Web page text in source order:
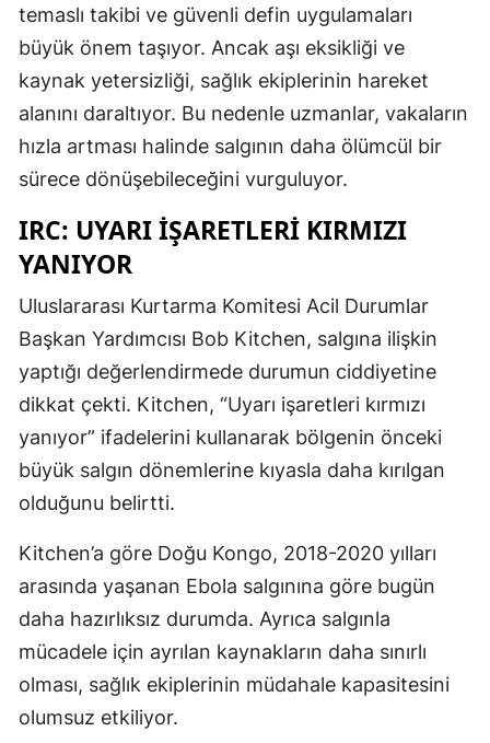
temaslı takibi ve güvenli defin uygulamaları
büyük önem taşıyor. Ancak aşı eksikliği ve
kaynak yetersizliği, sağlık ekiplerinin hareket
alanını daraltıyor. Bu nedenle uzmanlar, vakaların
hızla artması halinde salgının daha ölümcül bir
sürece dönüşebileceğini vurguluyor.
IRC: UYARI IŞARETLERI KIRMIZI
YANIYOR
Uluslararası Kurtarma Komitesi Acil Durumlar
Başkan Yardımcısı Bob Kitchen, salgına ilişkin
yaptığı değerlendirmede durumun ciddiyetine
dikkat çekti. Kitchen, “Uyarı işaretleri kırmızı
yanıyor” ifadelerini kullanarak bölgenin önceki
büyük salgın dönemlerine kıyasla daha kırılgan
olduğunu belirtti.
Kitchen’a göre Doğu Kongo, 2018-2020 yılları
arasında yaşanan Ebola salgınına göre bugün
daha hazırlıksız durumda. Ayrıca salgınla
mücadele için ayrılan kaynakların daha sınırlı
olması, sağlık ekiplerinin müdahale kapasitesini
olumsuz etkiliyor.